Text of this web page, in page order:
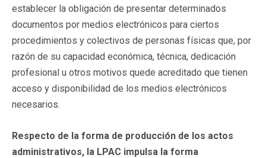
establecer la obligación de presentar determinados
documentos por medios electrónicos para ciertos
procedimientos y colectivos de personas físicas que, por
razón de su capacidad económica, técnica, dedicación
profesional u otros motivos quede acreditado que tienen
acceso y disponibilidad de los medios electrónicos
necesarios.
Respecto de la forma de producción de los actos
administrativos, la LPAC impulsa la forma